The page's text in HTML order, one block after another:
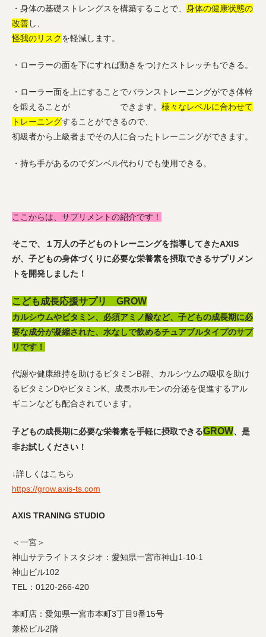
・身体の基礎ストレングスを構築することで、 身体の健康状態の
改善し、
怪我のリスクを軽減します。
・ローラーの面を下にすれば動きをつけたストレッチもできる。
・ローラー面を上にすることでバランストレーニングができ体幹
を鍛えることが できます。 様々なレベルに合わせて
トレーニングすることができるので、
初級者から上級者までその人に合ったトレーニングができます。
・持ち手があるのでダンベル代わりでも使用できる。
ここからは、サプリメントの紹介です！
そこで、１万人の子どものトレーニングを指導してきたAXIS
が、子どもの身体づくりに必要な栄養素を摂取できるサプリメン
トを開発しました！
こども成長応援サプリ GROW
カルシウムやビタミン、必須アミノ酸など、子どもの成長期に必
要な成分が凝縮された、水なしで飲めるチュアブルタイプのサプ
リです！
代謝や健康維持を助けるビタミンB群、カルシウムの吸収を助け
るビタミンDやビタミンK、成長ホルモンの分泌を促進するアル
ギニンなども配合されています。
子どもの成長期に必要な栄養素を手軽に摂取できるGROW、是
非お試しください！
↓詳しくはこちら
https://grow.axis-ts.com
AXIS TRANING STUDIO
＜一宮＞
神山サテライトスタジオ：愛知県一宮市神山1-10-1
神山ビル102
TEL：0120-266-420
本町店：愛知県一宮市本町3丁目9番15号
兼松ビル2階